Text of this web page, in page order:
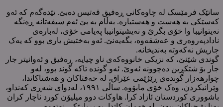
ساتێک فرمێسک لە چاوەکانی ڕەفیق قەتیس دەبێ. تێدەگەم کە ئەو
کەسێکی بە هەست و هەستیارە. بەڵام بە بێ ئەم سیفەتانە ڕەنگە
نەیتوانیبا وا خۆی بگرێ و نەیشیتوانیبا پەیامی خۆی، لەبارەی
نادادپەروەری و عەشقەوە، بگەیەنێ. ئەو بەختیش یاری بوو کە یەک
جاریش نەکەوتە بەندیخانە.
گوندی شێنێ، کە نزیکی خانووەکەی ناو چیایە، ڕەفیق و ئەوانیتر جار
جار بۆ شتکڕین دەچوونە ئەوێ. ئەو گوندە تاکە گوند بوو، لەو
چوارهەزار گوندەی ڕێژێمی عێراق، لە حەفتاکان و هەشتاکاندا،
وێرانیکردن، وەک خۆی مابۆوە. ساڵی ١٩٩١، لەدوای شەڕی کەنداو،
باشووری کوردستان ئازاد کرا. هاوکات دوو میلیۆن کورد ناچار کران